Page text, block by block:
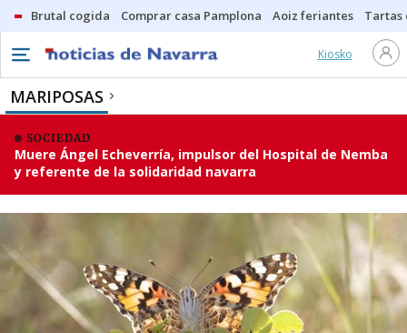
Brutal cogida Comprar casa Pamplona Aoiz feriantes Tartas
Kiosko
MARIPOSAS
SOCIEDAD
Muere Ángel Echeverría, impulsor del Hospital de Nemba
y referente de la solidaridad navarra